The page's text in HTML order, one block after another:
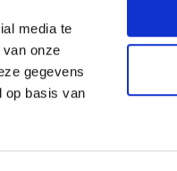
media te
onze
gegevens
op basis van